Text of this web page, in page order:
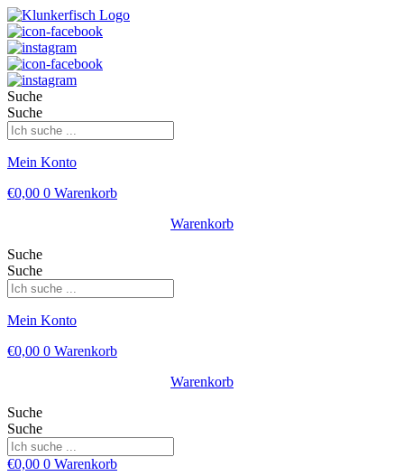
Suche
Suche
Mein Konto
€0,00 0 Warenkorb
Warenkorb
Suche
Suche
Mein Konto
€0,00 0 Warenkorb
Warenkorb
Suche
Suche
€0,00 0 Warenkorb